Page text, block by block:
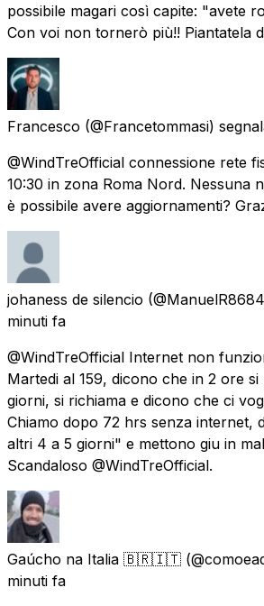
possibile magari così capite: "avete
Con voi non tornerò più!! Piantatela
Francesco (@Francetommasi)
@WindTreOfficial connessione rete
10:30 in zona Roma Nord. Nessuna
è possibile avere aggiornamenti?
johaness de silencio
minuti fa
@WindTreOfficial Internet non
Martedi al 159, dicono che in 2 ore si
giorni, si richiama e dicono che ci
Chiamo dopo 72 hrs senza internet,
altri 4 a 5 giorni" e mettono giu in
Scandaloso @WindTreOfficial.
Gaúcho na Italia 🇧🇷🇮🇹
minuti fa